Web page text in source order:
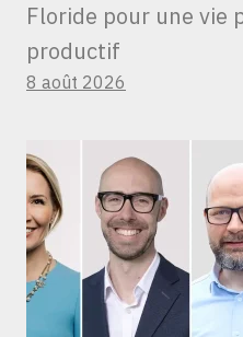
Floride pour une vie
productif
8 août 2026